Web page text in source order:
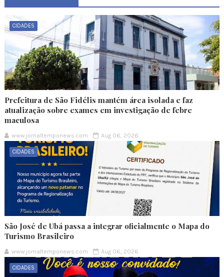
CIDADES
Prefeitura de São Fidélis mantém área isolada e faz
atualização sobre exames em investigação de febre
maculosa
www.jornaltemponews.com Aug 06, 2026
CIDADES
São José de Ubá passa a integrar oficialmente o Mapa do
Turismo Brasileiro
www.jornaltemponews.com Aug 06, 2026
CIDADES